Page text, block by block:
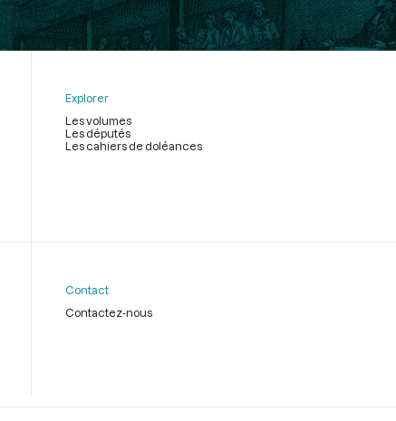
Explorer
Les volumes
Les députés
Les cahiers de doléances
Contact
Contactez-nous